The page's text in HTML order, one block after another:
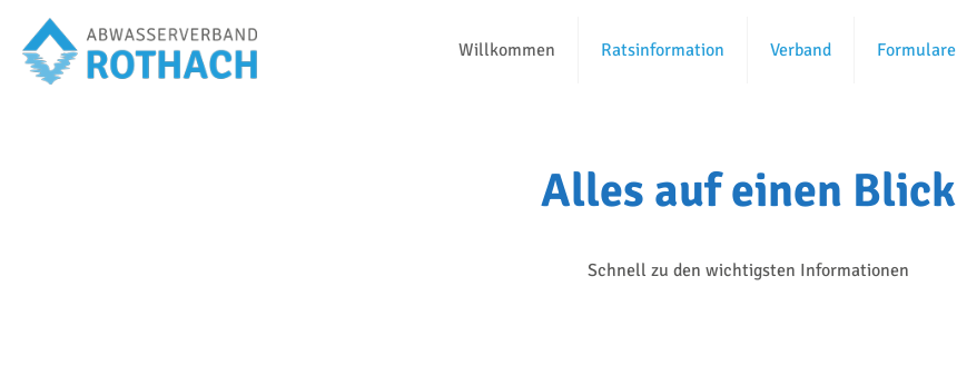
Willkommen Ratsinformation Verband Formulare
Alles auf einen Blick
Schnell zu den wichtigsten Informationen